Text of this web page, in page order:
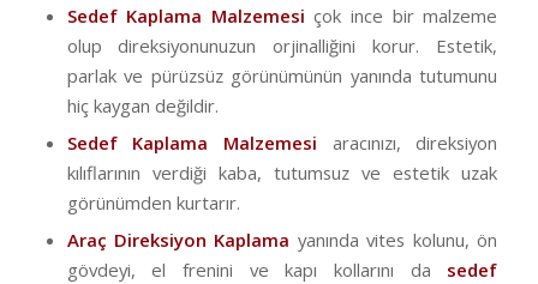
Sedef Kaplama Malzemesi çok ince bir malzeme
olup direksiyonunuzun orjinalliğini korur. Estetik,
parlak ve pürüzsüz görünümünün yanında tutumunu
hiç kaygan değildir.
Sedef Kaplama Malzemesi aracınızı, direksiyon
kılıflarının verdiği kaba, tutumsuz ve estetik uzak
görünümden kurtarır.
Araç Direksiyon Kaplama yanında vites kolunu, ön
gövdeyi, el frenini ve kapı kollarını da sedef